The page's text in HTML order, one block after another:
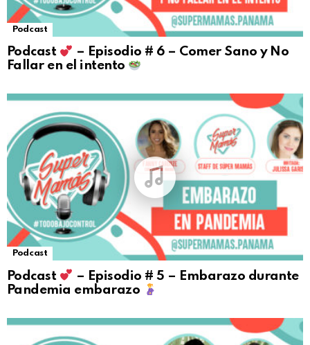
Podcast
Podcast
– Episodio # 6 – Comer Sano y No
Fallar en el intento
Podcast
Podcast
– Episodio # 5 – Embarazo durante
Pandemia embarazo